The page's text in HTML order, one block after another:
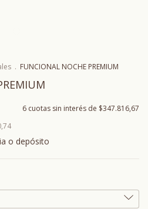
. FUNCIONAL NOCHE PREMIUM
6 cuotas sin interés de $347.816,67
o depósito